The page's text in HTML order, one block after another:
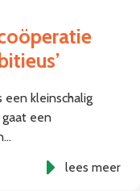
een kleinschalig
gaat een
lees meer